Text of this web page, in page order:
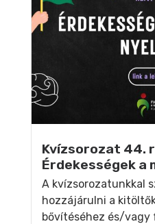
Kvízsorozat 44.
Érdekességek a
A kvízsorozatunkkal
hozzájárulni a
bővítéséhez és/